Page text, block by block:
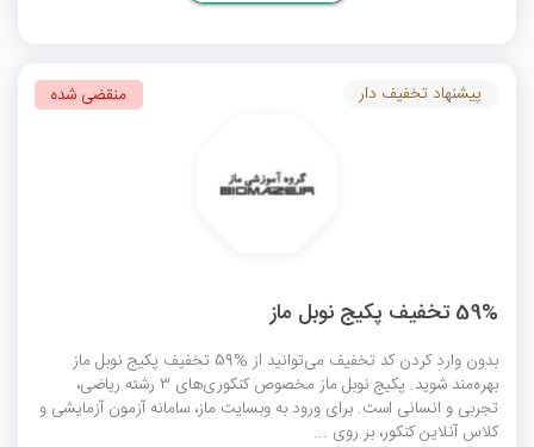
59% تخفیف پکیج نوبل ماز
بدون وارد کردن کد تخفیف می‌توانید از %59 تخفیف پکیج نوبل ماز
بهره‌مند شوید. پکیج نوبل ماز مخصوص کنکوری‌های 3 رشته ریاضی،
تجربی و انسانی است. برای ورود به وبسایت ماز، سامانه آزمون آزمایشی و
کلاس آنلاین کنکور، بر روی ...
پیشنهاد تخفیف دار منقضی شده